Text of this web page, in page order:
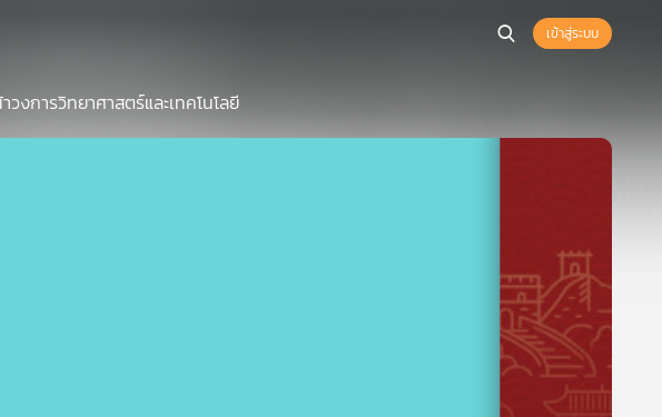
เข้าสู่ระบบ
งการวิทยาศาสตร์และเทคโนโลยี